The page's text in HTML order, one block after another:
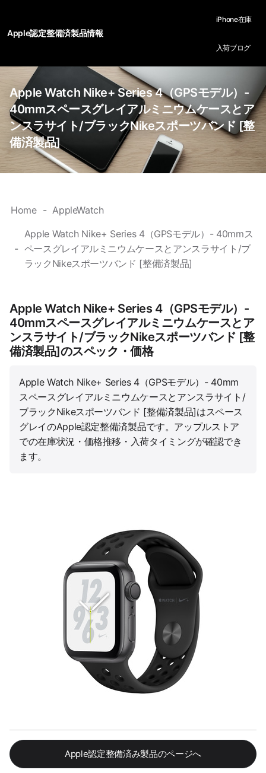
Apple認定整備済製品情報
iPhone在庫
入荷ブログ
Apple Watch Nike+ Series 4（GPSモデル）-
40mmスペースグレイアルミニウムケースとア
ンスラサイト/ブラックNikeスポーツバンド [整
備済製品]
Home AppleWatch
Apple Watch Nike+ Series 4（GPSモデル）- 40mmス
ペースグレイアルミニウムケースとアンスラサイト/ブ
ラックNikeスポーツバンド [整備済製品]
Apple Watch Nike+ Series 4（GPSモデル）-
40mmスペースグレイアルミニウムケースとア
ンスラサイト/ブラックNikeスポーツバンド [整
備済製品]のスペック・価格
Apple Watch Nike+ Series 4（GPSモデル）- 40mm
スペースグレイアルミニウムケースとアンスラサイト/
ブラックNikeスポーツバンド [整備済製品]はスペース
グレイのApple認定整備済製品です。アップルストア
での在庫状況・価格推移・入荷タイミングが確認でき
ます。
Apple認定整備済み製品のページへ